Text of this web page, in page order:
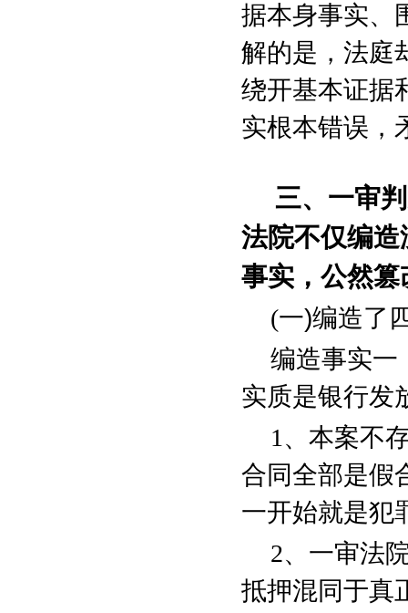
据本身事实、
解的是，法庭
绕开基本证据
实根本错误，
三、一审
法院不仅编
事实，公然
(一)编造了
编造事实一
实质是银行发
1 、本案不
合同全部是假
一开始就是犯
2、一审法
抵押混同于真